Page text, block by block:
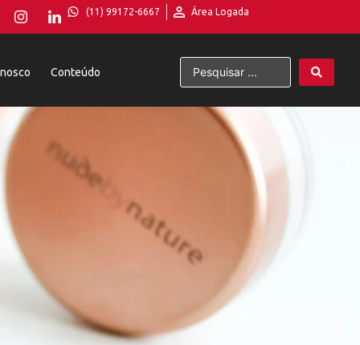
(11) 99172-6667 Área Logada
Conteúdo